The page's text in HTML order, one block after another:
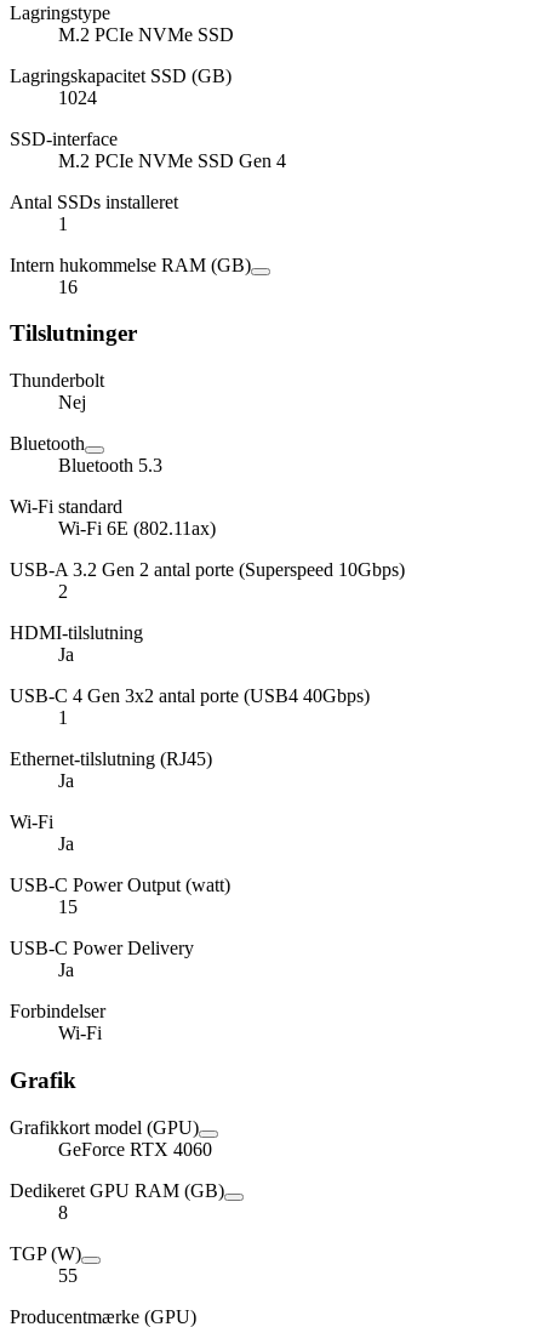
Lagringstype
M.2 PCIe NVMe SSD
Lagringskapacitet SSD (GB)
1024
SSD-interface
M.2 PCIe NVMe SSD Gen 4
Antal SSDs installeret
1
Intern hukommelse RAM (GB)
16
Tilslutninger
Thunderbolt
Nej
Bluetooth
Bluetooth 5.3
Wi-Fi standard
Wi-Fi 6E (802.11ax)
USB-A 3.2 Gen 2 antal porte (Superspeed 10Gbps)
2
HDMI-tilslutning
Ja
USB-C 4 Gen 3x2 antal porte (USB4 40Gbps)
1
Ethernet-tilslutning (RJ45)
Ja
Wi-Fi
Ja
USB-C Power Output (watt)
15
USB-C Power Delivery
Ja
Forbindelser
Wi-Fi
Grafik
Grafikkort model (GPU)
GeForce RTX 4060
Dedikeret GPU RAM (GB)
8
TGP (W)
55
Producentmærke (GPU)